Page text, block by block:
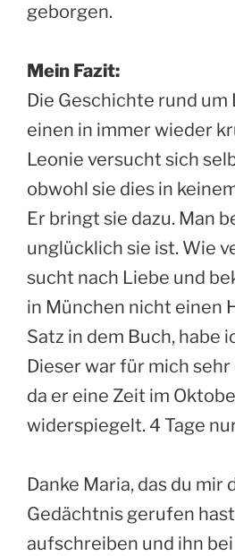
geborgen.
Mein Fazit:
Die Geschichte rund
einen in immer wieder
Leonie versucht sich
obwohl sie dies in
Er bringt sie dazu. Man
unglücklich sie ist. Wie
sucht nach Liebe und
in München nicht einen
Satz in dem Buch, habe
Dieser war für mich
da er eine Zeit im
widerspiegelt. 4 Tage
Danke Maria, das du mir
Gedächtnis gerufen
aufschreiben und ihn